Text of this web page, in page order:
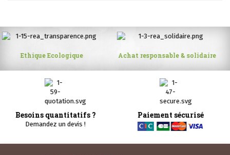
Achat responsable & solidaire
20 ans d’expérience dans les
matériaux écologiques
Paiement sécurisé Livraison